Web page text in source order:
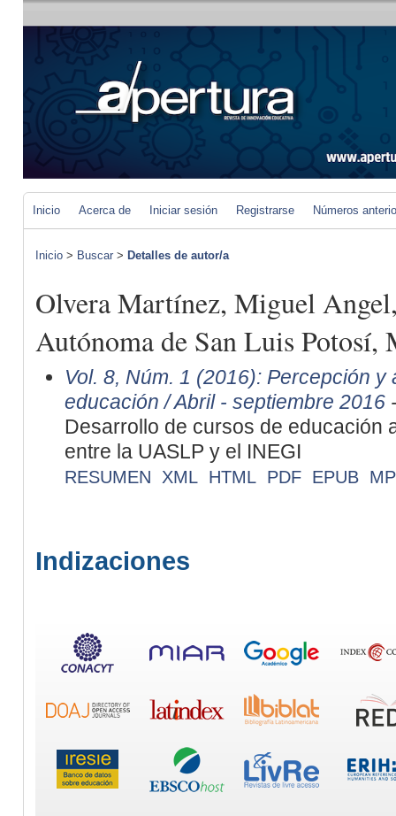
Inicio Acerca de Iniciar sesión Registrarse Números
Inicio > Buscar > Detalles de autor/a
Olvera Martínez, Miguel
Autónoma de San Luis Potosí,
Vol. 8, Núm. 1 (2016): Percepción
educación / Abril - septiembre 2016-
Desarrollo de cursos de educación
entre la UASLP y el INEGI
RESUMEN XML HTML PDF EPUB
Indizaciones